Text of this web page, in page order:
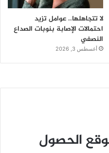
لا تتجاهلها.. عوامل تزيد
احتمالات الإصابة بنوبات الصداع
النصفي
أغسطس 3, 2026